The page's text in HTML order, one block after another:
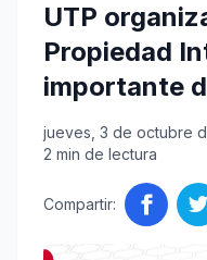
UTP
Propiedad
importante
jueves, 3 de octubre
2 min de lectura
Compartir: